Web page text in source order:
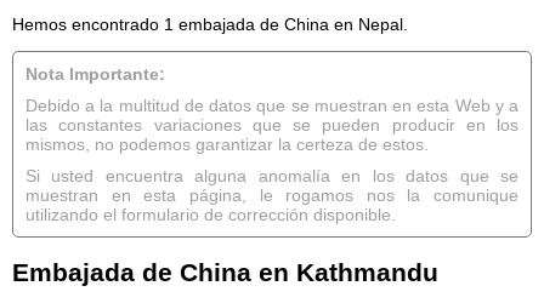
Hemos encontrado 1 embajada de China en Nepal.
Nota Importante:
Debido a la multitud de datos que se muestran en esta Web y a
las constantes variaciones que se pueden producir en los
mismos, no podemos garantizar la certeza de estos.
Si usted encuentra alguna anomalía en los datos que se
muestran en esta página, le rogamos nos la comunique
utilizando el formulario de corrección disponible.
Embajada de China en Kathmandu